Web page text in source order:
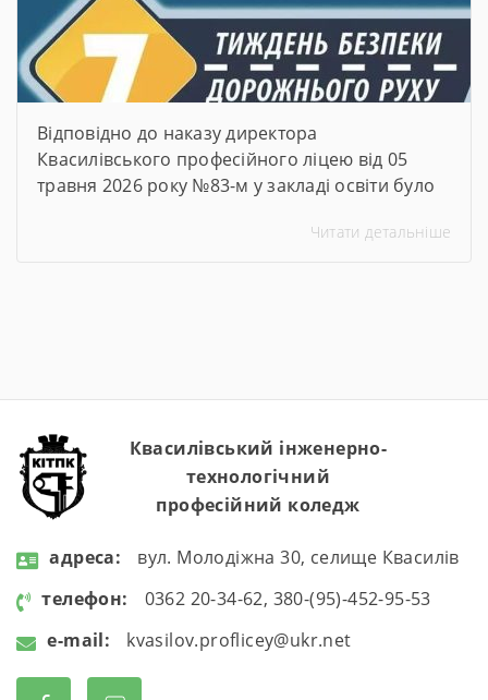
Відповідно до наказу директора
Квасилівського професійного ліцею від 05
травня 2026 року №83-м у закладі освіти було
дорожнього руху. Упродовж тижня педагогічні
дитячого дорожньо-транспортного
щодо […]
Читати детальніше
Квасилівський інженерно-
технологічний
професійний коледж
aдресa:
вул. Молодіжна 30, селище Квасилів
телефон:
0362 20-34-62, 380-(95)-452-95-53
e-mail:
kvasilov.proflicey@ukr.net